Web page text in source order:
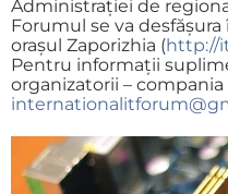
Administraţiei de
Forumul se va
oraşul Zaporizhia (http://
Pentru informații
organizatorii – compania